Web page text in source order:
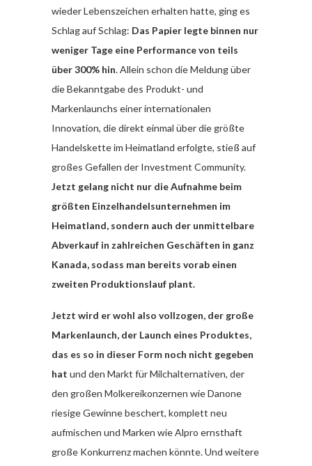
wieder Lebenszeichen erhalten hatte, ging es
Schlag auf Schlag: Das Papier legte binnen nur
weniger Tage eine Performance von teils
über 300% hin. Allein schon die Meldung über
die Bekanntgabe des Produkt- und
Markenlaunchs einer internationalen
Innovation, die direkt einmal über die größte
Handelskette im Heimatland erfolgte, stieß auf
großes Gefallen der Investment Community.
Jetzt gelang nicht nur die Aufnahme beim
größten Einzelhandelsunternehmen im
Heimatland, sondern auch der unmittelbare
Abverkauf in zahlreichen Geschäften in ganz
Kanada, sodass man bereits vorab einen
zweiten Produktionslauf plant.
Jetzt wird er wohl also vollzogen, der große
Markenlaunch, der Launch eines Produktes,
das es so in dieser Form noch nicht gegeben
hat und den Markt für Milchalternativen, der
den großen Molkereikonzernen wie Danone
riesige Gewinne beschert, komplett neu
aufmischen und Marken wie Alpro ernsthaft
große Konkurrenz machen könnte. Und weitere